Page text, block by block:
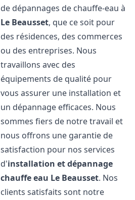
de dépannages de chauffe-eau à
Le Beausset, que ce soit pour
des résidences, des commerces
ou des entreprises. Nous
travaillons avec des
équipements de qualité pour
vous assurer une installation et
un dépannage efficaces. Nous
sommes fiers de notre travail et
nous offrons une garantie de
satisfaction pour nos services
d'installation et dépannage
chauffe eau Le Beausset. Nos
clients satisfaits sont notre